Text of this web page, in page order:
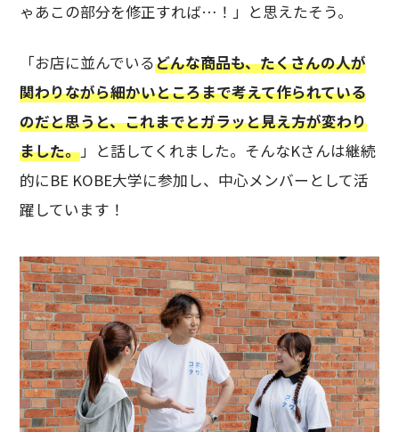
ゃあこの部分を修正すれば…！」と思えたそう。
「お店に並んでいるどんな商品も、たくさんの人が
関わりながら細かいところまで考えて作られている
のだと思うと、これまでとガラッと見え方が変わり
ました。」と話してくれました。そんなKさんは継続
的にBE KOBE大学に参加し、中心メンバーとして活
躍しています！